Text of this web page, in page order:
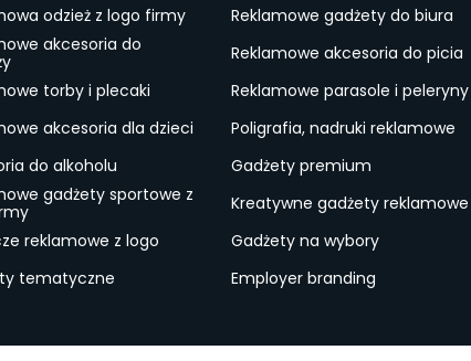
odzież z logo firmy
Reklamowe gadżety do biura
akcesoria do
Reklamowe akcesoria do picia
torby i plecaki
Reklamowe parasole i peleryny
akcesoria dla dzieci
Poligrafia, nadruki reklamowe
do alkoholu
Gadżety premium
gadżety sportowe z
Kreatywne gadżety reklamowe
reklamowe z logo
Gadżety na wybory
tematyczne Employer branding